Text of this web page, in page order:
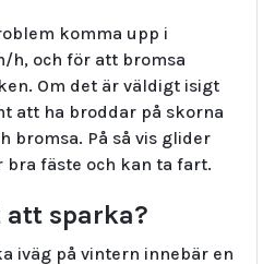
komma upp i
h, och för att bromsa
Om det är väldigt isigt
att ha broddar på skorna
bromsa. På så vis glider
fäste och kan ta fart.
att sparka?
iväg på vintern innebär en